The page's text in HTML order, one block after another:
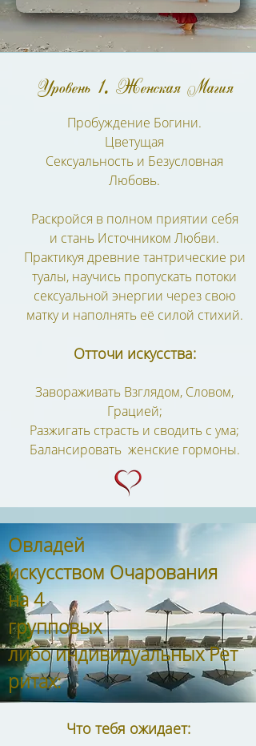
Уровень 1. Женская Магия
Пробуждение Богини.
Цветущая
Сексуальность и Безусловная
Любовь.
Раскройся в полном приятии себя
и стань Источником Любви.
Практикуя древние тантрические ри
туалы, научись пропускать потоки
сексуальной энергии через свою
матку и наполнять её силой стихий.
Отточи искусства:
Завораживать Взглядом, Словом,
Грацией;
Разжигать страсть и сводить с ума;
Балансировать женские гормоны.
Овладей
искусством Очарования
на 4
групповых
либо индивидуальных Рет
ритах:
Что тебя ожидает: